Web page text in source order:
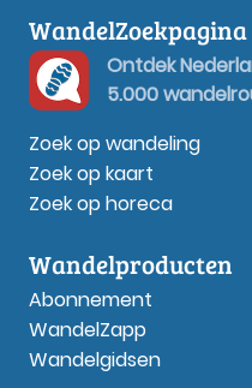
WandelZoekpagina
Ontdek
5.000
Zoek op wandeling
Zoek op kaart
Zoek op horeca
Wandelproducten
Abonnement
WandelZapp
Wandelgidsen